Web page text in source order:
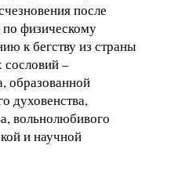
после
физическому
к бегству из страны
сословий –
образованной
духовенства,
вольнолюбивого
и научной